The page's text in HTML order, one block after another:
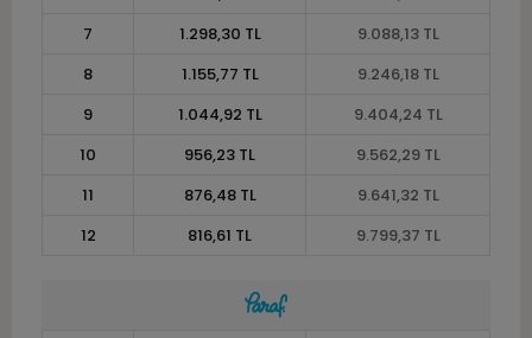
7
1.298,30 TL
9.088,13 TL
8
1.155,77 TL
9.246,18 TL
9
1.044,92 TL
9.404,24 TL
10
956,23 TL
9.562,29 TL
11
876,48 TL
9.641,32 TL
12
816,61 TL 9.799,37 TL